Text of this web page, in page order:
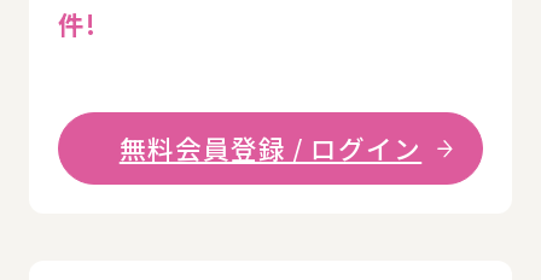
件!
無料会員登録 / ログイン